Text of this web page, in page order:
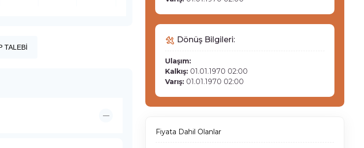
TALEBİ
Dönüş Bilgileri:
Ulaşım:
Kalkış:01.01.1970 02:00
Varış:01.01.1970 02:00
Fiyata Dahil Olanlar